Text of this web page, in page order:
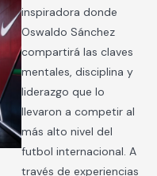
inspiradora donde
Oswaldo Sánchez
compartirá las claves
mentales, disciplina y
liderazgo que lo
llevaron a competir al
más alto nivel del
futbol internacional. A
través de experiencias